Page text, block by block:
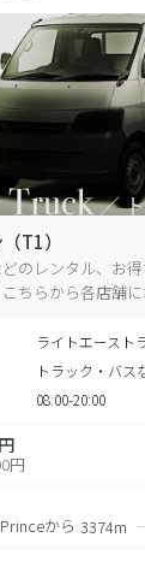
T1）
のレンタル、お
ちらから各店舗に
ライトエースト
トラック・バス
08:00-20:00
円
から 3374m